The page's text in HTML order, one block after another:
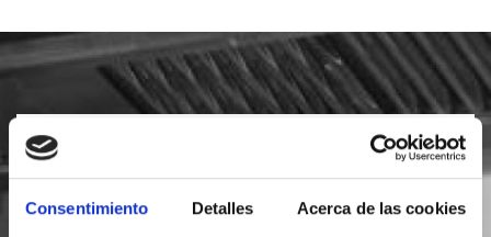
Consentimiento Detalles Acerca de las cookies
SOLICITA INFORMACIÓN